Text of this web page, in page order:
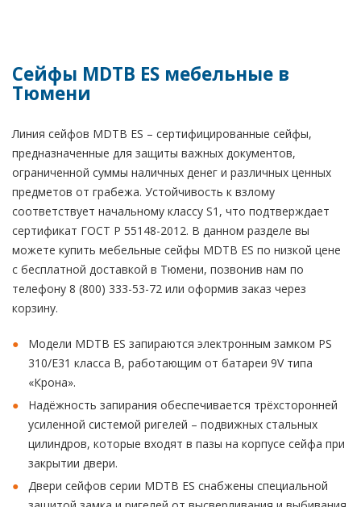
Сейфы MDTB ES мебельные в
Тюмени
Линия сейфов MDTB ES – сертифицированные сейфы,
предназначенные для защиты важных документов,
ограниченной суммы наличных денег и различных ценных
предметов от грабежа. Устойчивость к взлому
соответствует начальному классу S1, что подтверждает
сертификат ГОСТ Р 55148-2012. В данном разделе вы
можете купить мебельные сейфы MDTB ES по низкой цене
с бесплатной доставкой в Тюмени, позвонив нам по
телефону 8 (800) 333-53-72 или оформив заказ через
корзину.
Модели MDTB ES запираются электронным замком PS
310/E31 класса В, работающим от батареи 9V типа
«Крона».
Надёжность запирания обеспечивается трёхсторонней
усиленной системой ригелей – подвижных стальных
цилиндров, которые входят в пазы на корпусе сейфа при
закрытии двери.
Двери сейфов серии MDTB ES снабжены специальной